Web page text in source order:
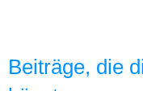
Beiträge, die